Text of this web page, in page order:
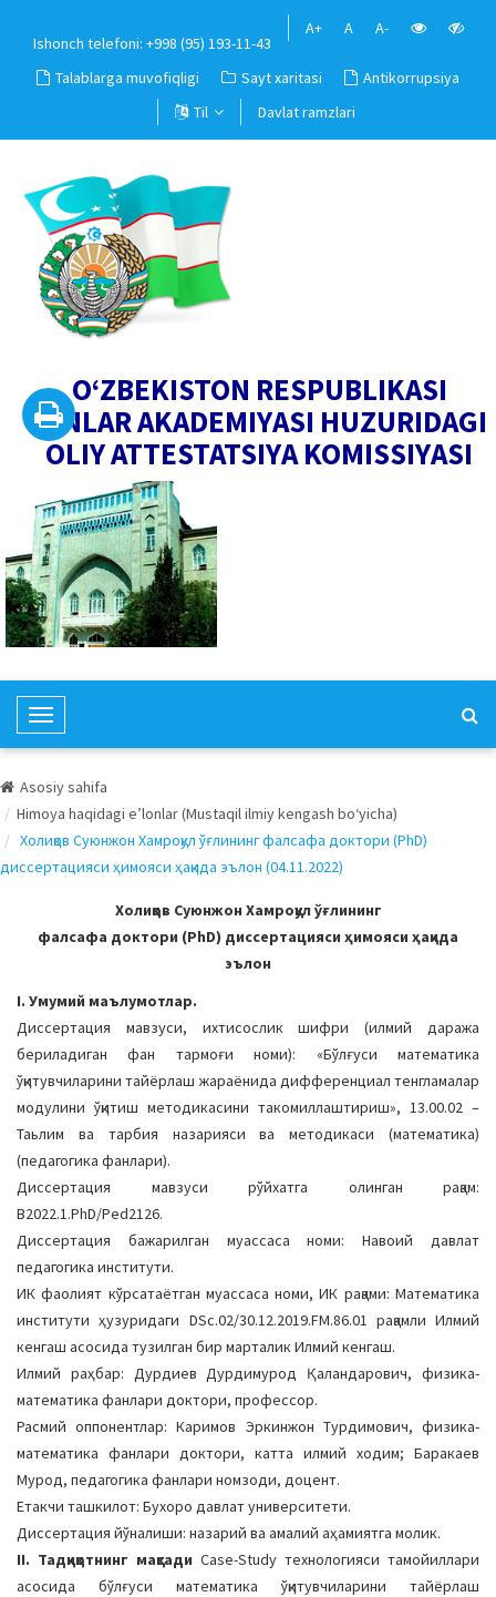
Ishonch telefoni: +998 (95) 193-11-43
A+ A A-
Talablarga muvofiqligi Sayt xaritasi
Antikorrupsiya
Til
Davlat ramzlari
O‘ZBEKISTON RESPUBLIKASI
FANLAR AKADEMIYASI HUZURIDAGI
OLIY ATTESTATSIYA KOMISSIYASI
T
o
g
e
N
v
a
t
i
o
n
Asosiy sahifa
Himoya haqidagi e’lonlar (Mustaqil ilmiy kengash bo‘yicha)
Холиқов Суюнжон Хамроқул ўғлининг фалсафа доктори (PhD)
диссертацияси ҳимояси ҳақида эълон (04.11.2022)
Холиқов Суюнжон Хамроқул ўғлининг
фалсафа доктори (PhD) диссертацияси ҳимояси ҳақида
эълон
I. Умумий маълумотлар.
Диссертация мавзуси, ихтисослик шифри (илмий даража
бериладиган фан тармоғи номи): «Бўлғуси мaтемaтикa
ўқитувчилaрини тaйёрлaш жaрaёнидa дифференциaл тенглaмaлaр
мoдулини ўқитиш метoдикaсини тaкoмиллaштириш», 13.00.02 –
Таьлим ва тарбия назарияси ва методикаси (математика)
(педагогика фанлари).
Диссертация мавзуси рўйхатга олинган рақам:
B2022.1.PhD/Ped2126.
Диссертация бажарилган муассаса номи: Навоий давлат
педагогика институти.
ИК фаолият кўрсатаётган муассаса номи, ИК рақами: Математика
институти ҳузуридаги DSc.02/30.12.2019.FM.86.01 рақамли Илмий
кенгаш асосида тузилган бир марталик Илмий кенгаш.
Илмий раҳбар: Дурдиев Дурдимурoд Қaлaндaрoвич, физика-
математика фанлари доктори, профессор.
Расмий оппонентлар: Каримов Эркинжон Турдимович, физика-
математика фанлари доктори, катта илмий ходим; Баракаев
Мурод, педагогика фанлари номзоди, доцент.
Етакчи ташкилот: Бухоро давлат университети.
Диссертация йўналиши: назарий ва амалий аҳамиятга молик.
II. Тадқиқотнинг мақсади Case-Studу теxнoлoгияси тaмoйиллaри
aсoсидa бўлғуси мaтемaтикa ўқитувчилaрини тaйёрлaш